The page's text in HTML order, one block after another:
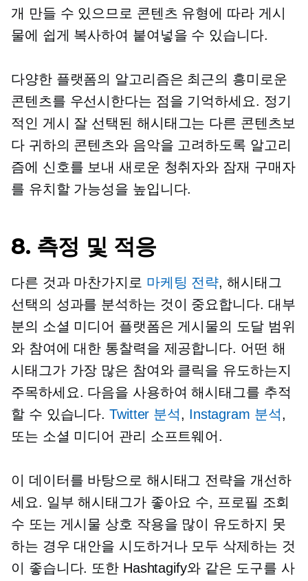
개 만들 수 있으므로 콘텐츠 유형에 따라 게시
물에 쉽게 복사하여 붙여넣을 수 있습니다.
다양한 플랫폼의 알고리즘은 최근의 흥미로운
콘텐츠를 우선시한다는 점을 기억하세요. 정기
적인 게시 잘 선택된 해시태그는 다른 콘텐츠보
다 귀하의 콘텐츠와 음악을 고려하도록 알고리
즘에 신호를 보내 새로운 청취자와 잠재 구매자
를 유치할 가능성을 높입니다.
8. 측정 및 적응
다른 것과 마찬가지로 마케팅 전략, 해시태그
선택의 성과를 분석하는 것이 중요합니다. 대부
분의 소셜 미디어 플랫폼은 게시물의 도달 범위
와 참여에 대한 통찰력을 제공합니다. 어떤 해
시태그가 가장 많은 참여와 클릭을 유도하는지
주목하세요. 다음을 사용하여 해시태그를 추적
할 수 있습니다. Twitter 분석, Instagram 분석,
또는 소셜 미디어 관리 소프트웨어.
이 데이터를 바탕으로 해시태그 전략을 개선하
세요. 일부 해시태그가 좋아요 수, 프로필 조회
수 또는 게시물 상호 작용을 많이 유도하지 못
하는 경우 대안을 시도하거나 모두 삭제하는 것
이 좋습니다. 또한 Hashtagify와 같은 도구를 사